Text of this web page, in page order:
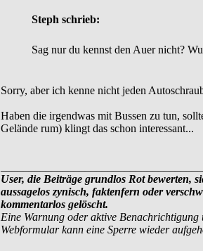
Steph schrieb:
Sag nur du kennst den Auer nicht?
Sorry, aber ich kenne nicht jeden
Haben die irgendwas mit Bussen zu tun,
Gelände rum) klingt das schon interessant...
User, die Beiträge grundlos Rot bewerten,
aussagelos zynisch, faktenfern oder
kommentarlos gelöscht.
Eine Warnung oder aktive
Webformular kann eine Sperre wieder